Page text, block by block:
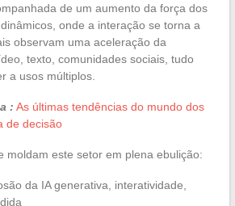
de um aumento da força dos
onde a interação se torna a
observam uma aceleração da
texto, comunidades sociais, tudo
a usos múltiplos.
: As últimas tendências do mundo dos
de decisão
moldam este setor em plena ebulição:
da IA generativa, interatividade,